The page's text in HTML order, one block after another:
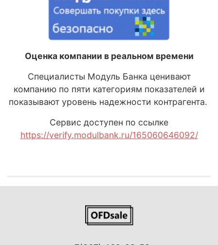
Оценка компании в реальном времени
Специалисты Модуль Банка ценивают
компанию по пяти категориям показателей и
показывают уровень надежности контрагента.
Сервис доступен по ссылке
https://verify.modulbank.ru/165060646092/